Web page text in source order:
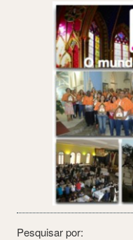
Pesquisar por: